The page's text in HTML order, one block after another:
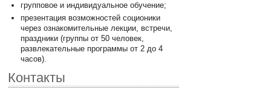
групповое и индивидуальное обучение;
презентация возможностей соционики
через ознакомительные лекции, встречи,
праздники (группы от 50 человек,
развлекательные программы от 2 до 4
часов).
Контакты